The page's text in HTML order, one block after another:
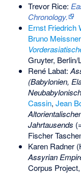
Trevor Rice:
Chronology.
Ernst Friedrich
Bruno Meissner
Gruyter, Berlin/
René Labat:
(Babylonien,
Cassin, Jean
Jahrtausends
Fischer
Karen Radner
Assyrian
Corpus